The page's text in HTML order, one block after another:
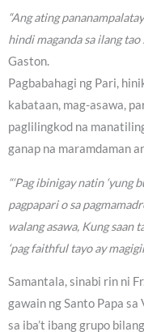
“Ang ating
hindi maganda sa ilang
Gaston.
Pagbabahagi ng Pari,
kabataan, mag-asawa,
paglilingkod na
ganap na maramdaman
“‘Pag ibinigay natin
pagpapari o sa
walang asawa, Kung saan
‘pag faithful tayo ay
Samantala, sinabi rin ni
gawain ng Santo Papa
sa iba’t ibang grupo